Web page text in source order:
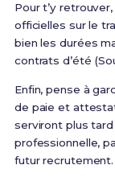
Pour t’y
officielles sur le
bien les durées
contrats d’été
Enfin, pense à
de paie et
serviront plus
professionnelle,
futur recrutement.